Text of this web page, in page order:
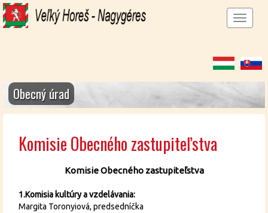
Obecný úrad
Komisie Obecného zastupiteľstva
Komisie Obecného zastupiteľstva
1.Komisia kultúry a vzdelávania:
Margita Toronyiová, predsedníčka